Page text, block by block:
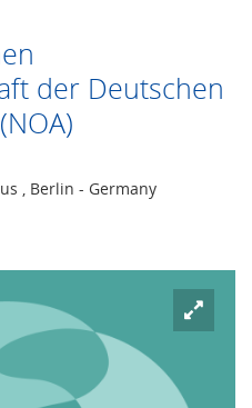
der Deutschen
, Berlin - Germany